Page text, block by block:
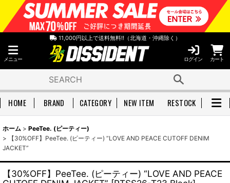
11,000円以上で送料無料!!（北海道・沖縄除く）
メニュー ログイン カート
HOME BRAND CATEGORY NEW ITEM RESTOCK
ホーム > PeeTee. (ピーティー)
>
【30%OFF】PeeTee. (ピーティー) “LOVE AND PEACE CUTOFF DENIM
JACKET”
【30%OFF】PeeTee. (ピーティー) “LOVE AND PEACE